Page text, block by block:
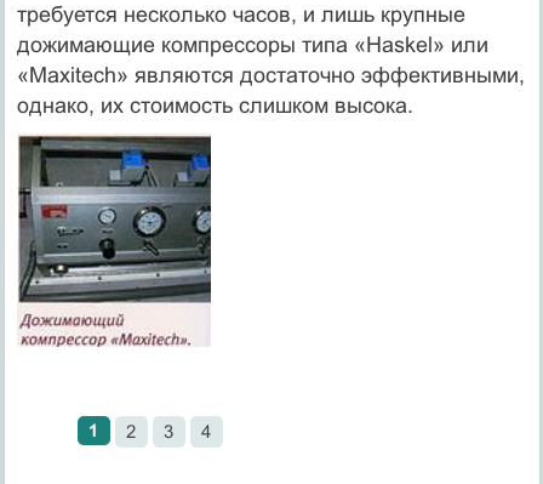
требуется несколько часов, и лишь крупные
дожимающие компрессоры типа «Haskel» или
«Maxitech» являются достаточно эффективными,
однако, их стоимость слишком высока.
1 2 3 4